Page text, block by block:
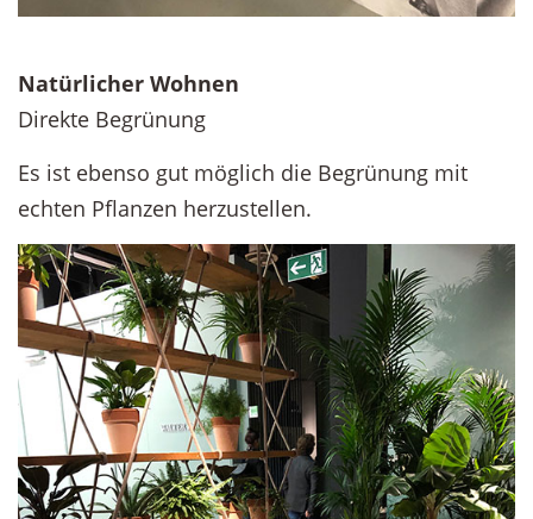
Natürlicher Wohnen
Direkte Begrünung
Es ist ebenso gut möglich die Begrünung mit
echten Pflanzen herzustellen.